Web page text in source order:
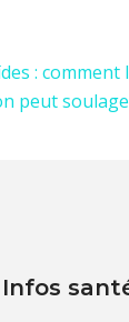
:
peut
Infos